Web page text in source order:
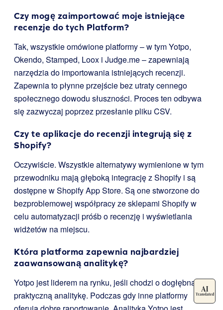
Czy mogę zaimportować moje istniejące
recenzje do tych Platform?
Tak, wszystkie omówione platformy – w tym Yotpo,
Okendo, Stamped, Loox i Judge.me – zapewniają
narzędzia do importowania istniejących recenzji.
Zapewnia to płynne przejście bez utraty cennego
społecznego dowodu słuszności. Proces ten odbywa
się zazwyczaj poprzez przesłanie pliku CSV.
Czy te aplikacje do recenzji integrują się z
Shopify?
Oczywiście. Wszystkie alternatywy wymienione w tym
przewodniku mają głęboką integrację z Shopify i są
dostępne w Shopify App Store. Są one stworzone do
bezproblemowej współpracy ze sklepami Shopify w
celu automatyzacji próśb o recenzję i wyświetlania
widżetów na miejscu.
Która platforma zapewnia najbardziej
zaawansowaną analitykę?
Yotpo jest liderem na rynku, jeśli chodzi o dogłębną i
praktyczną analitykę. Podczas gdy inne platformy